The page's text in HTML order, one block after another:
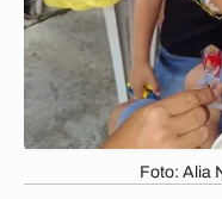
Foto: Alia